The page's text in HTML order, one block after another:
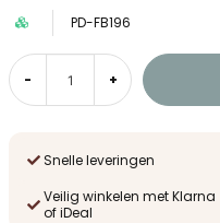
PD-FB196
- +
Snelle leveringen
Veilig winkelen met Klarna
of iDeal